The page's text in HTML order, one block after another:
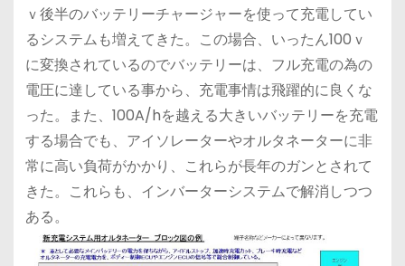
ｖ後半のバッテリーチャージャーを使って充電してい
るシステムも増えてきた。この場合、いったん100ｖ
に変換されているのでバッテリーは、フル充電の為の
電圧に達している事から、充電事情は飛躍的に良くな
った。また、100A/hを越える大きいバッテリーを充電
する場合でも、アイソレーターやオルタネーターに非
常に高い負荷がかかり、これらが長年のガンとされて
きた。これらも、インバーターシステムで解消しつつ
ある。